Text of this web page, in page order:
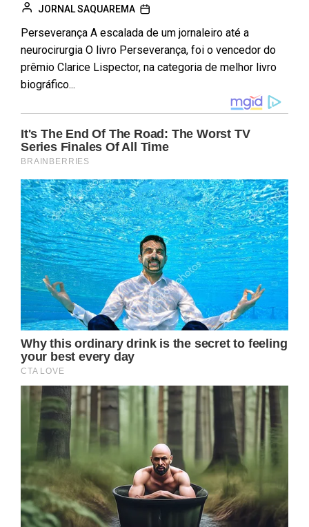
JORNAL SAQUAREMA
Perseverança A escalada de um jornaleiro até a
neurocirurgia O livro Perseverança, foi o vencedor do
prêmio Clarice Lispector, na categoria de melhor livro
biográfico...